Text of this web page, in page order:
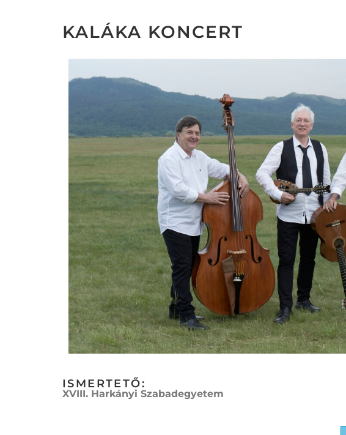
KALÁKA KONCERT
ISMERTETŐ:
XVIII. Harkányi Szabadegyetem